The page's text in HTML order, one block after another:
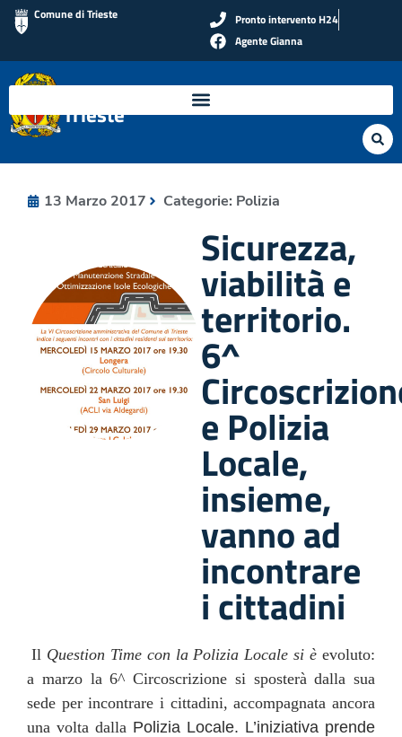
Comune di Trieste
Pronto intervento H24
Agente Gianna
Polizia Locale di
Trieste
13 Marzo 2017 Categorie: Polizia
Sicurezza,
viabilità e
territorio.
6^
e Polizia
Locale,
insieme,
vanno ad
incontrare
i cittadini
Il Question Time con la Polizia Locale si èevoluto:
a marzo la 6^ Circoscrizione si sposterà dalla sua
sede per incontrare i cittadini, accompagnata ancora
una volta dalla Polizia Locale. L’iniziativa prende